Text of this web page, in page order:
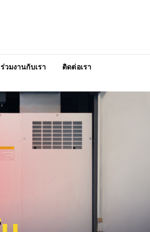
ร่วมงานกับเรา ติดต่อเรา